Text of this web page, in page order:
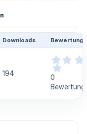
Downloads Bewertung
194
0